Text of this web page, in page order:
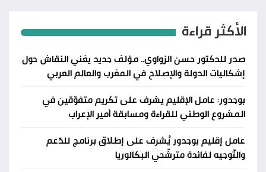
الأكثر قراءة
صدر للدكتور حسن الزواوي.. مؤلف جديد يغني النقاش حول
إشكاليات الدولة والإصلاح في المغرب والعالم العربي
بوجدور: عامل الإقليم يشرف على تكريم متفوّقين في
المشروع الوطني للقراءة ومسابقة أمير الإعراب
عامل إقليم بوجدور يُشرف على إطلاق برنامج للدّعم
والتّوجيه لفائدة مترشّحي البكالوريا